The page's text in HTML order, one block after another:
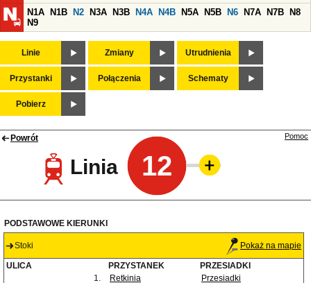
N1A
N1B N2 N3A N3B N4A N4B N5A N5B N6 N7A N7B
N8
N9
Linie Zmiany Utrudnienia
Przystanki Połączenia Schematy
Pobierz
Powrót
Linia 12
Pomoc
PODSTAWOWE KIERUNKI
Stoki Pokaż na mapie
ULICA PRZYSTANEK
PRZESIADKI
1.
Retkinia
Przesiadki